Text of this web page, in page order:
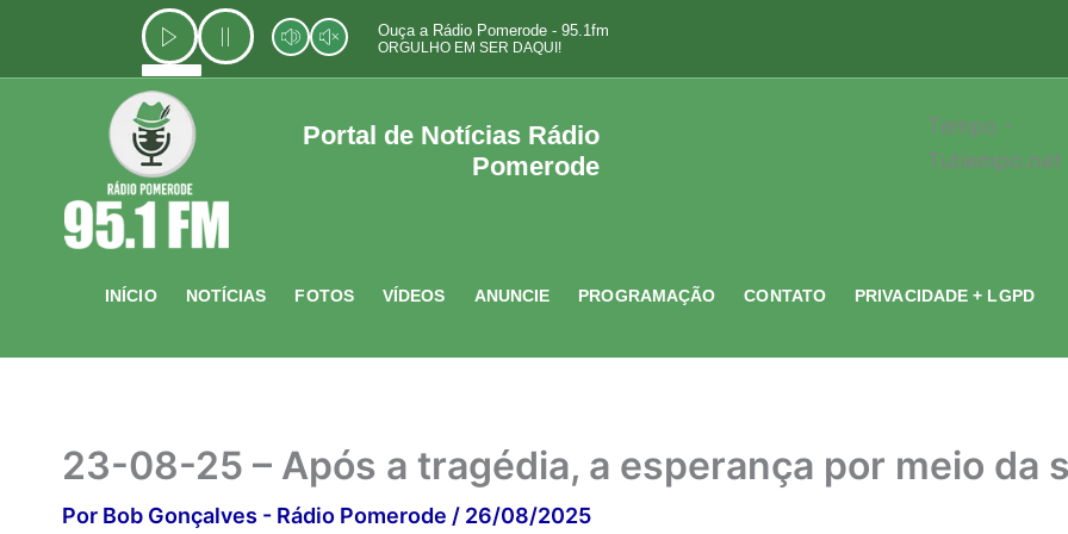
o
Ouça a Rádio Pomerode - 95.1fm
ORGULHO EM SER DAQUI!
Portal de Notícias Rádio
Pomerode
Tempo -
Tutiempo.net
INÍCIO NOTÍCIAS FOTOS VÍDEOS ANUNCIE PROGRAMAÇÃO CONTATO PRIVACIDADE + LGPD
23-08-25 – Após a tragédia, a esperança por meio da
Por Bob Gonçalves - Rádio Pomerode / 26/08/2025